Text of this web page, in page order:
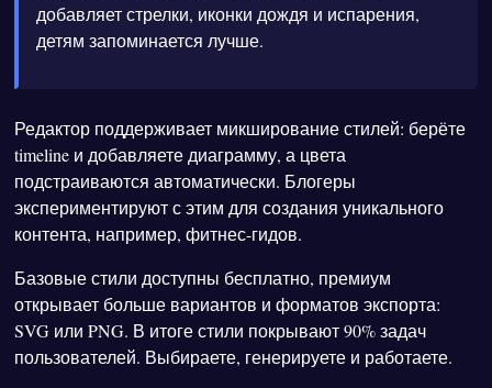
добавляет стрелки, иконки дождя и испарения,
детям запоминается лучше.
Редактор поддерживает микширование стилей: берёте
timeline и добавляете диаграмму, а цвета
подстраиваются автоматически. Блогеры
экспериментируют с этим для создания уникального
контента, например, фитнес-гидов.
Базовые стили доступны бесплатно, премиум
открывает больше вариантов и форматов экспорта:
SVG или PNG. В итоге стили покрывают 90% задач
пользователей. Выбираете, генерируете и работаете.